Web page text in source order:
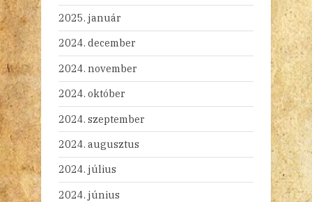
2025. január
2024. december
2024. november
2024. október
2024. szeptember
2024. augusztus
2024. július
2024. június